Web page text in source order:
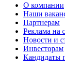
О компании
Наши
Партнерам
Реклама на
Новости и
Инвесторам
Кандидаты